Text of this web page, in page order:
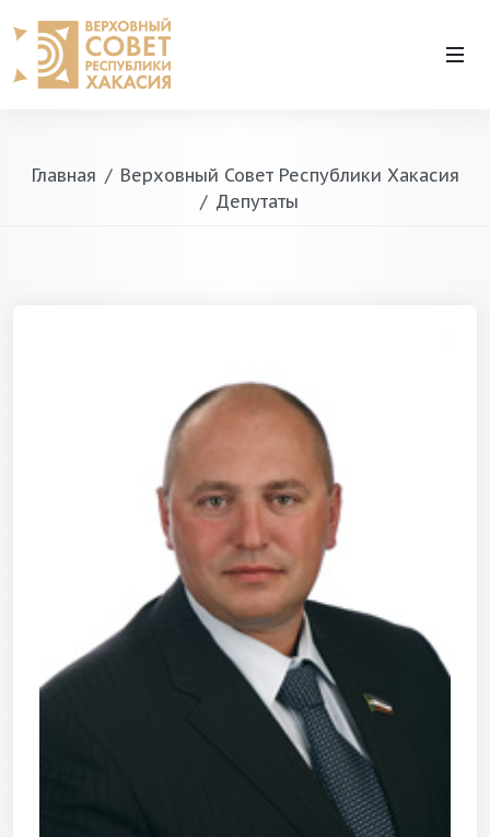
Главная
Верховный Совет Республики Хакасия
Депутаты